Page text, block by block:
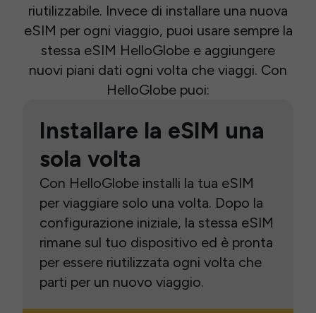
riutilizzabile. Invece di installare una nuova
eSIM per ogni viaggio, puoi usare sempre la
stessa eSIM HelloGlobe e aggiungere
nuovi piani dati ogni volta che viaggi. Con
HelloGlobe puoi:
Installare la eSIM una
sola volta
Con HelloGlobe installi la tua eSIM
per viaggiare solo una volta. Dopo la
configurazione iniziale, la stessa eSIM
rimane sul tuo dispositivo ed è pronta
per essere riutilizzata ogni volta che
parti per un nuovo viaggio.